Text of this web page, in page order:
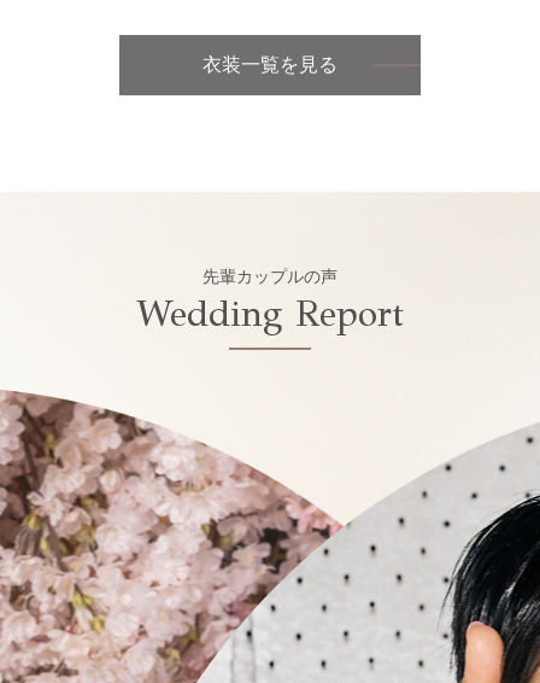
衣装一覧を見る
先輩カップルの声
Wedding Report